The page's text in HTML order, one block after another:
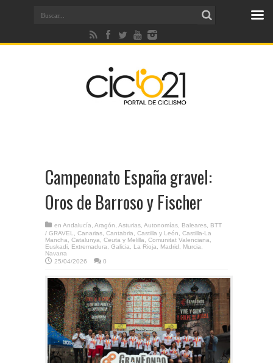
Campeonato España gravel:
Oros de Barroso y Fischer
en Andalucía Aragón Asturias Autonomías Baleares
BTT
/ GRAVEL
Canarias Cantabria Castilla y León
Castilla-La
Mancha
Catalunya Ceuta y Melilla Comunitat Valenciana
Euskadi
Extremadura Galicia La Rioja Madrid Murcia
Navarra
25/04/2026
0